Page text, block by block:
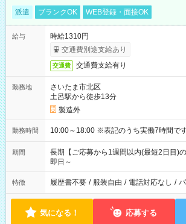
派遣 ブランクOK WEB登録・面接OK
給与
時給1310円
交通費別途支給あり
交通費 交通費支給有り
勤務地
さいたま市北区
土呂駅から徒歩13分
製造外
勤務時間 10:00～18:00 ※表記のうち実働7時間で
期間
長期【ご応募から1週間以内(最短2日目)
即日～
特徴 履歴書不要 / 服装自由 / 電話対応なし /
気になる！ 応募する